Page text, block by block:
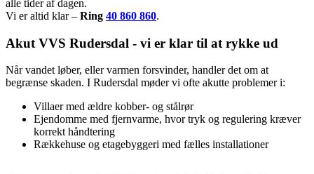
alle tider af dagen.
Vi er altid klar – Ring 40 860 860.
Akut VVS Rudersdal - vi er klar til at rykke ud
Når vandet løber, eller varmen forsvinder, handler det om at
begrænse skaden. I Rudersdal møder vi ofte akutte problemer i:
Villaer med ældre kobber- og stålrør
Ejendomme med fjernvarme, hvor tryk og regulering kræver
korrekt håndtering
Rækkehuse og etagebyggeri med fælles installationer